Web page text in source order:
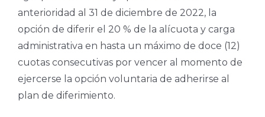
anterioridad al 31 de diciembre de 2022, la
opción de diferir el 20 % de la alícuota y carga
administrativa en hasta un máximo de doce (12)
cuotas consecutivas por vencer al momento de
ejercerse la opción voluntaria de adherirse al
plan de diferimiento.